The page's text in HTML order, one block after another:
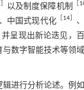
］ 以及制度保障机制 ［
、中国式现代化 ［14］
呈现出新论迭见，
数字智能技术等领
进行分析论述。例